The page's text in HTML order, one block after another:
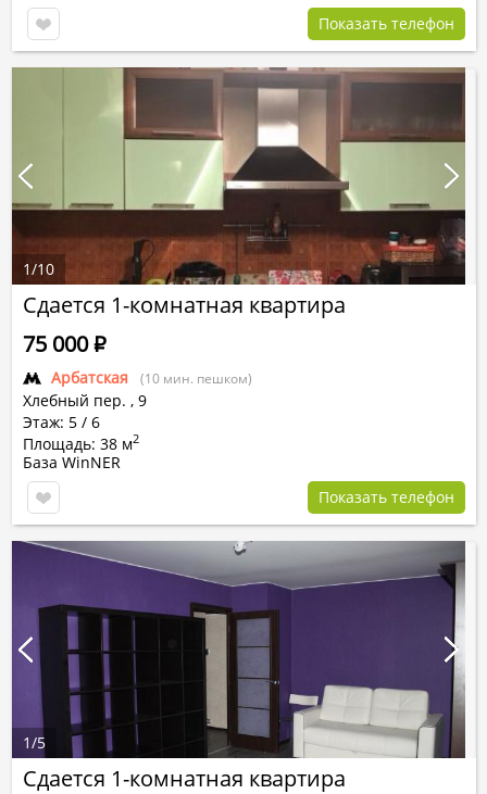
Показать телефон
Сдается 1-комнатная квартира
Арбатская (10 мин. пешком)
Хлебный пер. , 9
Этаж: 5 / 6
Площадь: 38 м2
75 000Р
База WinNER
Показать телефон
1/10
Сдается 1-комнатная квартира
1/5